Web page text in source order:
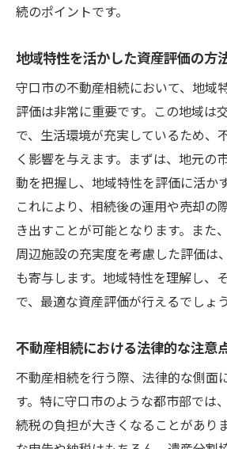
プロセス全体を見据えた計
ント
守口市での相続における
の解決策
法的手続きの流れと必要
守口市での相続における
の回避法
不動産相続の成功体験談
相続不動産の評価守口市の地
活用する方法
守口市特有の不動産価値の
相続不動産の市場価値と
地域の発展計画と不動産
相続不動産の価値を上げ
続のポイントです。
地域特性を活かした資産評価の方
守口市の不動産相続において、地域
評価は非常に重要です。この地域は
で、生活環境が充実しているため、
く影響を与えます。まずは、地元の
動を把握し、地域特性を評価に活か
これにより、相続後の運用や売却の
き出すことが可能となります。また
周辺施設の充実度を考慮した評価は
も寄与します。地域特性を理解し、
で、最適な資産評価が行えるでしょう
不動産相続における法律的な注意
不動産相続を行う際、法律的な側面
す。特に守口市のような都市部では
続税の負担が大きくなることがあり